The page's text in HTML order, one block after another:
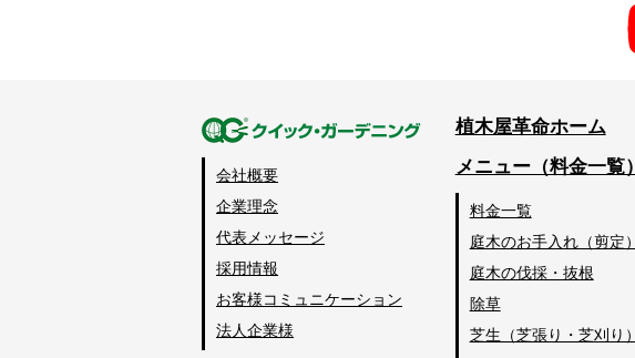
会社概要
企業理念
代表メッセージ
採用情報
お客様コミュニケーション
法人企業様
植木屋革命ホーム
メニュー（料金一覧）
料金一覧
庭木のお手入れ（剪定）
庭木の伐採・抜根
除草
芝生（芝張り・芝刈り）